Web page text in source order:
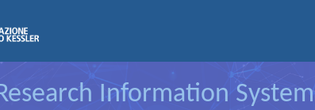
Information System